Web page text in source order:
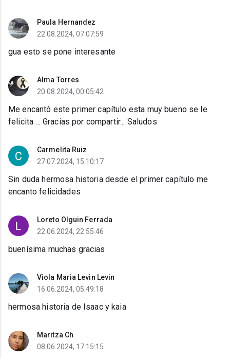
Paula Hernandez
22.08.2024, 07:07:59
gua esto se pone interesante
Alma Torres
20.08.2024, 00:05:42
Me encantó este primer capítulo esta muy bueno se le
felicita ... Gracias por compartir... Saludos
Carmelita Ruiz
27.07.2024, 15:10:17
Sin duda hermosa historia desde el primer capítulo me
encanto felicidades
Loreto Olguin Ferrada
22.06.2024, 22:55:46
buenísima muchas gracias
Viola Maria Levin Levin
16.06.2024, 05:49:18
hermosa historia de Isaac y kaia
Maritza Ch
08.06.2024, 17:15:15